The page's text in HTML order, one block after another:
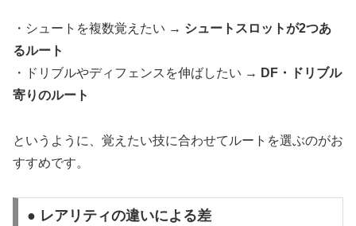
・シュートを複数覚えたい → シュートスロットが2つあ
るルート
・ドリブルやディフェンスを伸ばしたい → DF・ドリブル
寄りのルート
というように、覚えたい技に合わせてルートを選ぶのがお
すすめです。
● レアリティの違いによる差